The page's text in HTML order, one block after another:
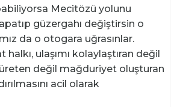
Mecitözü yolunu
güzergahı değiştirsin o
da o otogara uğrasınlar.
halkı, ulaşımı kolaylaştıran değil
değil mağduriyet oluşturan
acil olarak